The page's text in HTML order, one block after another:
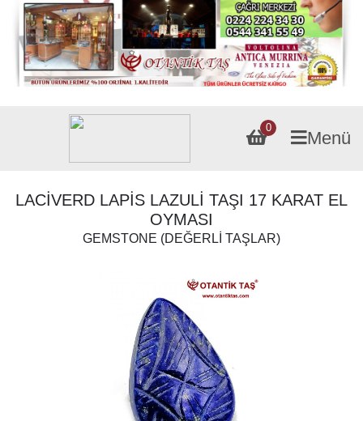
0
Menü
LACİVERD LAPİS LAZULİ TAŞI 17 KARAT EL
OYMASI
GEMSTONE (DEĞERLİ TAŞLAR)